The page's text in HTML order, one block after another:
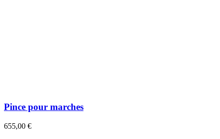
Pince pour marches
655,00 €